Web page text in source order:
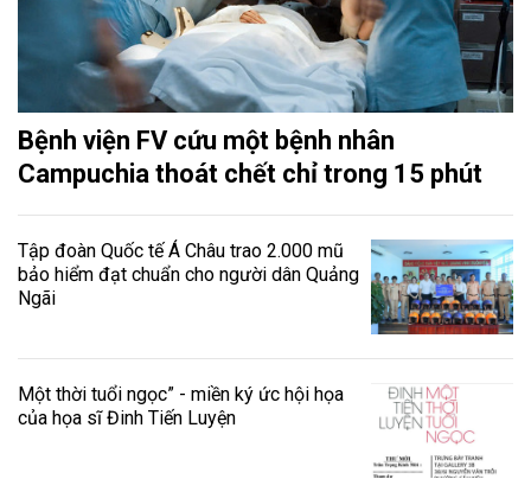
Bệnh viện FV cứu một bệnh nhân
Campuchia thoát chết chỉ trong 15 phút
Tập đoàn Quốc tế Á Châu trao 2.000 mũ
bảo hiểm đạt chuẩn cho người dân Quảng
Ngãi
Một thời tuổi ngọc” - miền ký ức hội họa
của họa sĩ Đinh Tiến Luyện